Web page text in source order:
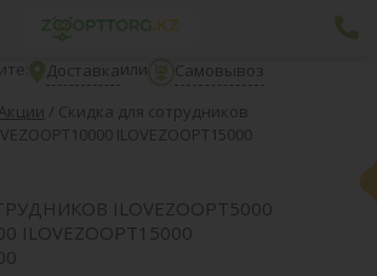
Доставкаили
Самовывоз
Акции / Скидка для сотрудников
ILOVEZOOPT15000
ILOVEZOOPT5000
ILOVEZOOPT15000